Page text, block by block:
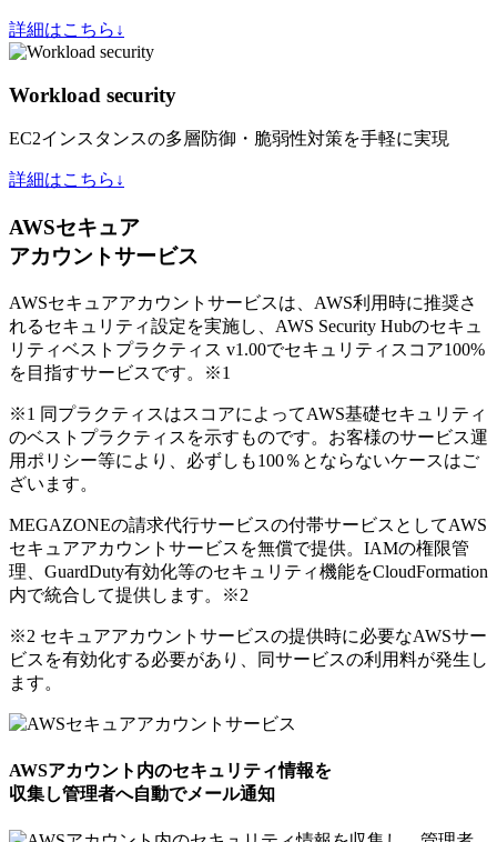
詳細はこちら↓
Workload security
EC2インスタンスの多層防御・脆弱性対策を手軽に実現
詳細はこちら↓
AWSセキュア
アカウントサービス
AWSセキュアアカウントサービスは、AWS利用時に推奨さ
れるセキュリティ設定を実施し、AWS Security Hubのセキュ
リティベストプラクティス v1.00でセキュリティスコア100%
を目指すサービスです。
※1
※1 同プラクティスはスコアによってAWS基礎セキュリティ
のベストプラクティスを示すものです。お客様のサービス運
用ポリシー等により、必ずしも100％とならないケースはご
ざいます。
MEGAZONEの請求代行サービスの付帯サービスとしてAWS
セキュアアカウントサービスを無償で提供。IAMの権限管
理、GuardDuty有効化等のセキュリティ機能をCloudFormation
内で統合して提供します。
※2
※2 セキュアアカウントサービスの提供時に必要なAWSサー
ビスを有効化する必要があり、同サービスの利用料が発生し
ます。
AWSアカウント内のセキュリティ情報を
収集し管理者へ自動でメール通知